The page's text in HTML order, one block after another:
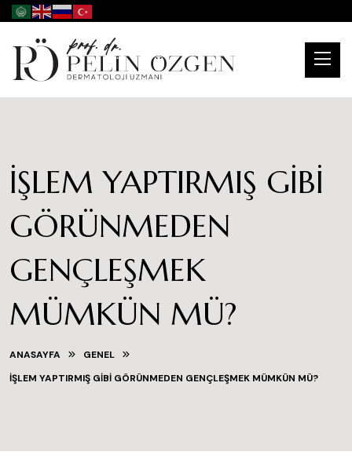
İŞLEM YAPTIRMIŞ GIBI
GÖRÜNMEDEN
GENÇLEŞMEK
MÜMKÜN MÜ?
ANASAYFA
GENEL
İŞLEM YAPTIRMIŞ GIBI GÖRÜNMEDEN GENÇLEŞMEK MÜMKÜN MÜ?